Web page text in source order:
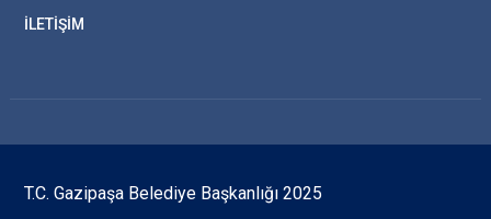
İLETİŞİM
T.C. Gazipaşa Belediye Başkanlığı 2025